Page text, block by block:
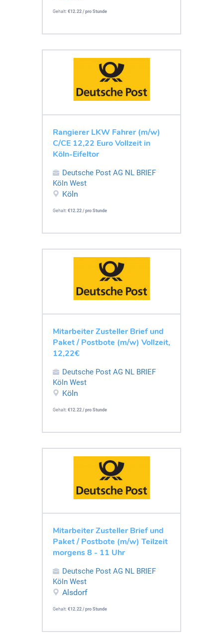
Gehalt: €12.22 / pro Stunde
Rangierer LKW Fahrer (m/w)
C/CE 12,22 Euro Vollzeit in
Köln-Eifeltor
Deutsche Post AG NL BRIEF
Köln West
Köln
Gehalt: €12.22 / pro Stunde
Mitarbeiter Zusteller Brief und
Paket / Postbote (m/w) Vollzeit,
12,22€
Deutsche Post AG NL BRIEF
Köln West
Köln
Gehalt: €12.22 / pro Stunde
Mitarbeiter Zusteller Brief und
Paket / Postbote (m/w) Teilzeit
morgens 8 - 11 Uhr
Deutsche Post AG NL BRIEF
Köln West
Alsdorf
Gehalt: €12.22 / pro Stunde